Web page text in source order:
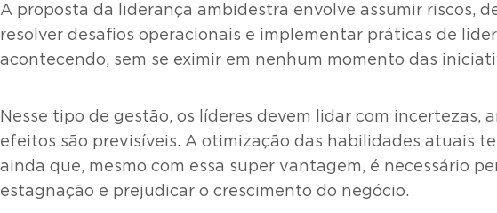
A proposta da liderança ambidestra envolve assumir riscos,
resolver desafios operacionais e implementar práticas de
acontecendo, sem se eximir em nenhum momento das
Nesse tipo de gestão, os líderes devem lidar com
efeitos são previsíveis. A otimização das habilidades atuais
ainda que, mesmo com essa super vantagem, é necessário
estagnação e prejudicar o crescimento do negócio.